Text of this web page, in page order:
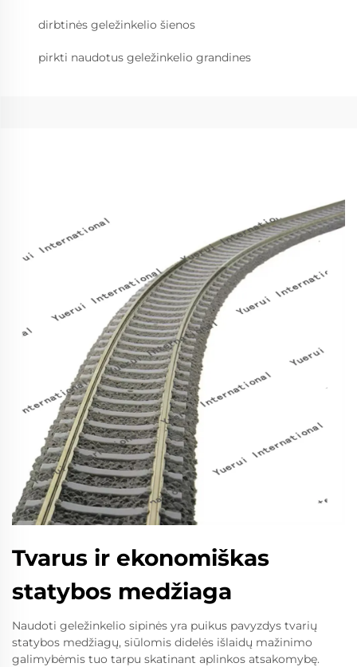
dirbtinės geležinkelio šienos
pirkti naudotus geležinkelio grandines
Tvarus ir ekonomiškas
statybos medžiaga
Naudoti geležinkelio sipinės yra puikus pavyzdys tvarių
statybos medžiagų, siūlomis didelės išlaidų mažinimo
galimybėmis tuo tarpu skatinant aplinkos atsakomybę.